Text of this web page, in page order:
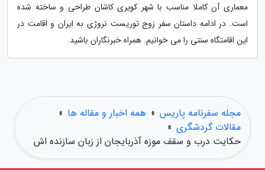
معماری آن کاملا مناسب با شهر کویری کاشان طراحی و ساخته شده
است. در ادامه داستان سفر زوج توریست نروژی به ایران و اقامت در
این اقامتگاه سنتی را می خوانیم. همراه خبرنگاران باشید.
مجله سفرنامه پاریس » همه اخبار و مقاله ها »
مقالات گردشگری »
حکایت درب و سقف موزه آذربایجان از زبان سازنده اش